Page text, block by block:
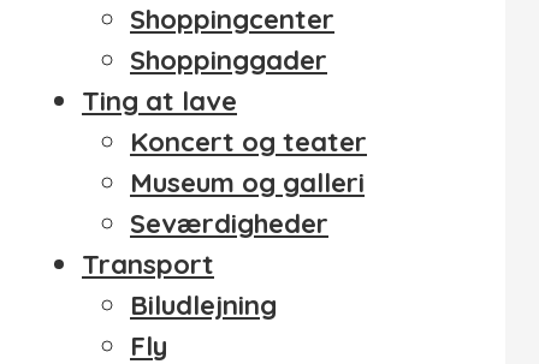
Shoppingcenter
Shoppinggader
Ting at lave
Koncert og teater
Museum og galleri
Seværdigheder
Transport
Biludlejning
Fly